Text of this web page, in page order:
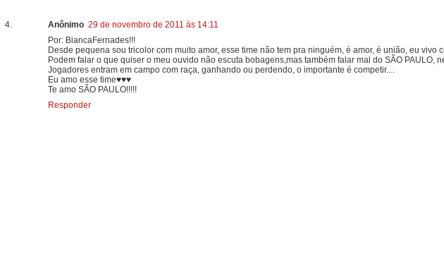
Anônimo 29 de novembro de 2011 às 14:11
Por: BiancaFernades!!!
Desde pequena sou tricolor com muito amor, esse time não tem pra ninguém, é amor, é união, eu vivo
Podem falar o que quiser o meu ouvido não escuta bobagens,mas também falar mal do SÃO PAULO,
Jogadores entram em campo com raça, ganhando ou perdendo, o importante é competir....
Eu amo esse time♥♥♥
Te amo SÃO PAULO!!!!!
Responder